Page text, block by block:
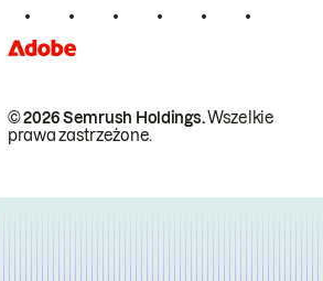
© 2026 Semrush Holdings.Wszelkie
prawa zastrzeżone.